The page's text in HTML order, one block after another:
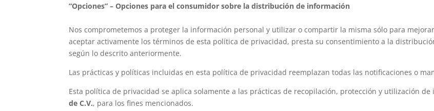
“Opciones” – Opciones para el consumidor sobre la distribución de información
Nos comprometemos a proteger la información personal y utilizar o compartir la misma sólo para
aceptar activamente los términos de esta política de privacidad, presta su consentimiento a la
según lo descrito anteriormente.
Las prácticas y políticas incluidas en esta política de privacidad reemplazan todas las notificaciones o
Esta política de privacidad se aplica solamente a las prácticas de recopilación, protección y utilización
de C.V., para los fines mencionados.